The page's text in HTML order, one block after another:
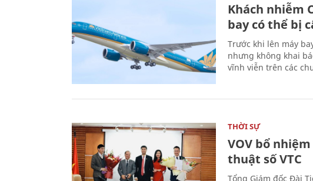
Khách nhiễm
bay có thể bị
Trước khi lên máy
nhưng không khai
vĩnh viễn trên các
THỜI SỰ
VOV bổ
thuật số VTC
Tổng Giám đốc Đài